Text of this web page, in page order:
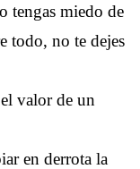
tengas miedo de
todo, no te dejes
valor de un
en derrota la